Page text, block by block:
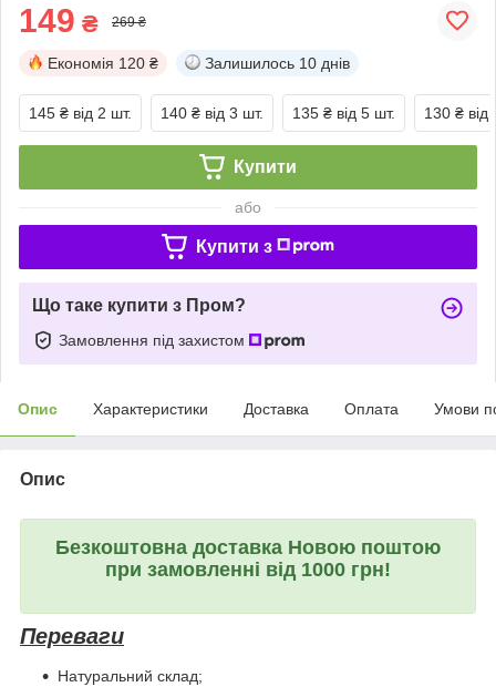
149 ₴ 269 ₴
Економія 120 ₴ Залишилось 10 днів
145 ₴ від 2 шт. 140 ₴ від 3 шт. 135 ₴ від 5 шт. 130 ₴ від
Купити
або
Купити з
Що таке купити з Пром?
Замовлення під захистом
Опис Характеристики Доставка Оплата Умови
Опис
Безкоштовна доставка Новою поштою
при замовленні від 1000 грн!
Переваги
Натуральний склад;